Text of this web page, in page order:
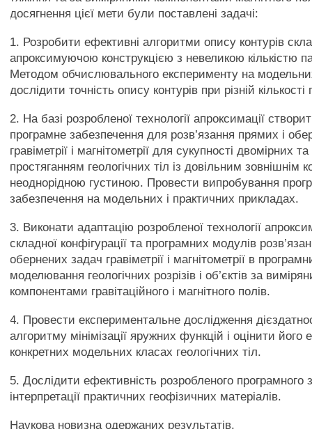
досягнення цієї мети були поставлені задачі:
1. Розробити ефективні алгоритми опису контурів
апроксимуючою конструкцією з невеликою кількістю
Методом обчислювального експерименту на
дослідити точність опису контурів при різній кількості
2. На базі розробленої технології апроксимації
програмне забезпечення для розв’язання прямих і
гравіметрії і магнітометрії для сукупності двомірних
простяганням геологічних тіл із довільним зовнішнім
неоднорідною густиною. Провести випробування
забезпечення на модельних і практичних прикладах.
3. Виконати адаптацію розробленої технології
складної конфігурації та програмних модулів
обернених задач гравіметрії і магнітометрії в
моделювання геологічних розрізів і об’єктів за
компонентами гравітаційного і магнітного полів.
4. Провести експериментальне дослідження
алгоритму мінімізації яружних функцій і оцінити його
конкретних модельних класах геологічних тіл.
5. Дослідити ефективність розробленого програмного
інтерпретації практичних геофізичних матеріалів.
Наукова новизна одержаних результатів.